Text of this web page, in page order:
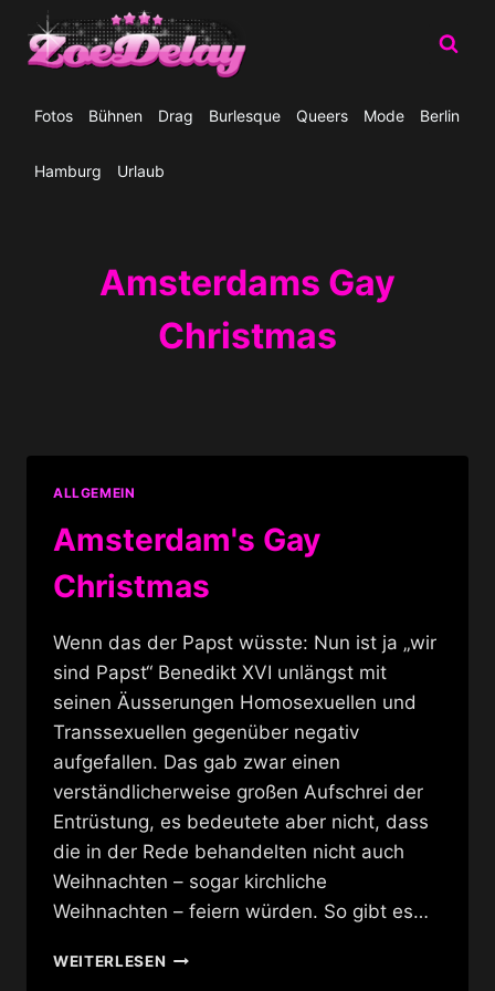
Inhalt
springen
Fotos Bühnen Drag Burlesque Queers Mode Berlin
Hamburg Urlaub
Amsterdams Gay
Christmas
ALLGEMEIN
Amsterdam's Gay
Christmas
Wenn das der Papst wüsste: Nun ist ja „wir
sind Papst“ Benedikt XVI unlängst mit
seinen Äusserungen Homosexuellen und
Transsexuellen gegenüber negativ
aufgefallen. Das gab zwar einen
verständlicherweise großen Aufschrei der
Entrüstung, es bedeutete aber nicht, dass
die in der Rede behandelten nicht auch
Weihnachten – sogar kirchliche
Weihnachten – feiern würden. So gibt es…
WEITERLESENAMSTERDAM'S